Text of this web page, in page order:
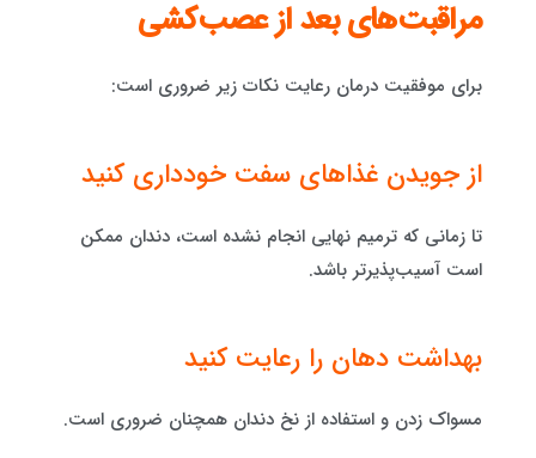
مراقبت‌های بعد از عصب‌کشی
برای موفقیت درمان رعایت نکات زیر ضروری است:
از جویدن غذاهای سفت خودداری کنید
تا زمانی که ترمیم نهایی انجام نشده است، دندان ممکن
است آسیب‌پذیرتر باشد.
بهداشت دهان را رعایت کنید
مسواک زدن و استفاده از نخ دندان همچنان ضروری است.